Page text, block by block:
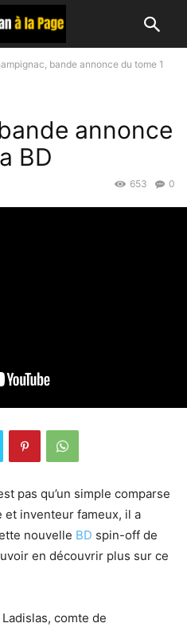
bande annonce du tome 1
annonce
BD
0
653
pas qu’un simple comparse
et inventeur fameux, il a
nouvelle BD spin-off de
en découvrir plus sur ce
comte de